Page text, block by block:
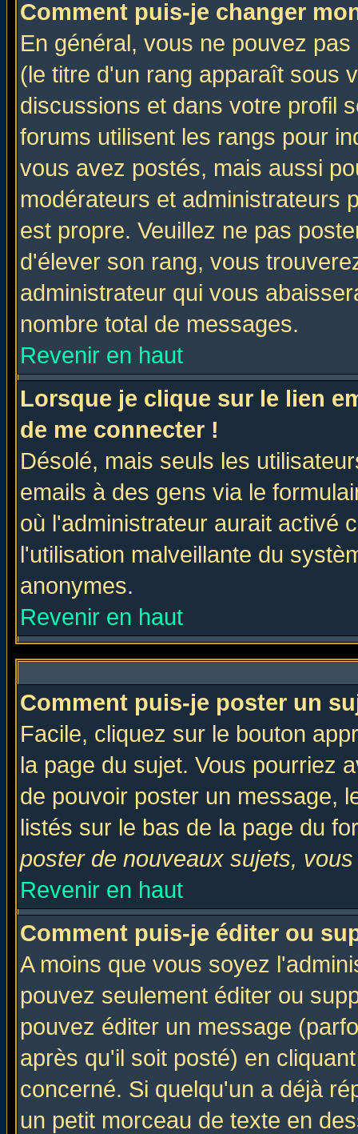
Comment puis-je changer
En général, vous ne pouvez
(le titre d'un rang apparaît sous
discussions et dans votre profil
forums utilisent les rangs pour
vous avez postés, mais aussi
modérateurs et administrateurs
est propre. Veuillez ne pas
d'élever son rang, vous
administrateur qui vous
nombre total de messages.
Revenir en haut
Lorsque je clique sur le lien
de me connecter !
Désolé, mais seuls les
emails à des gens via le
où l'administrateur aurait activé
l'utilisation malveillante du
anonymes.
Revenir en haut
Comment puis-je poster un
Facile, cliquez sur le bouton
la page du sujet. Vous pourriez
de pouvoir poster un message,
listés sur le bas de la page du
poster de nouveaux sujets,
Revenir en haut
Comment puis-je éditer ou
A moins que vous soyez
pouvez seulement éditer ou
pouvez éditer un message
après qu'il soit posté) en
concerné. Si quelqu'un a déjà
un petit morceau de texte en